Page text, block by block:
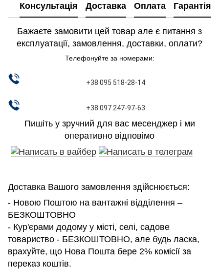
Консультація Доставка Оплата Гарантія
Бажаєте замовити цей товар але є питання з
експлуатації, замовлення, доставки, оплати?
Телефонуйте за номерами:
+38 095 518-28-14
+38 097 247-97-63
Пишіть у зручний для вас месенджер і ми
оперативно відповімо
Доставка Вашого замовлення здійснюється:
- Новою Поштою на вантажні відділення –
БЕЗКОШТОВНО
- Кур'єрами додому у місті, селі, садове
товариство - БЕЗКОШТОВНО, але будь ласка,
врахуйте, що Нова Пошта бере 2% комісії за
переказ коштів.